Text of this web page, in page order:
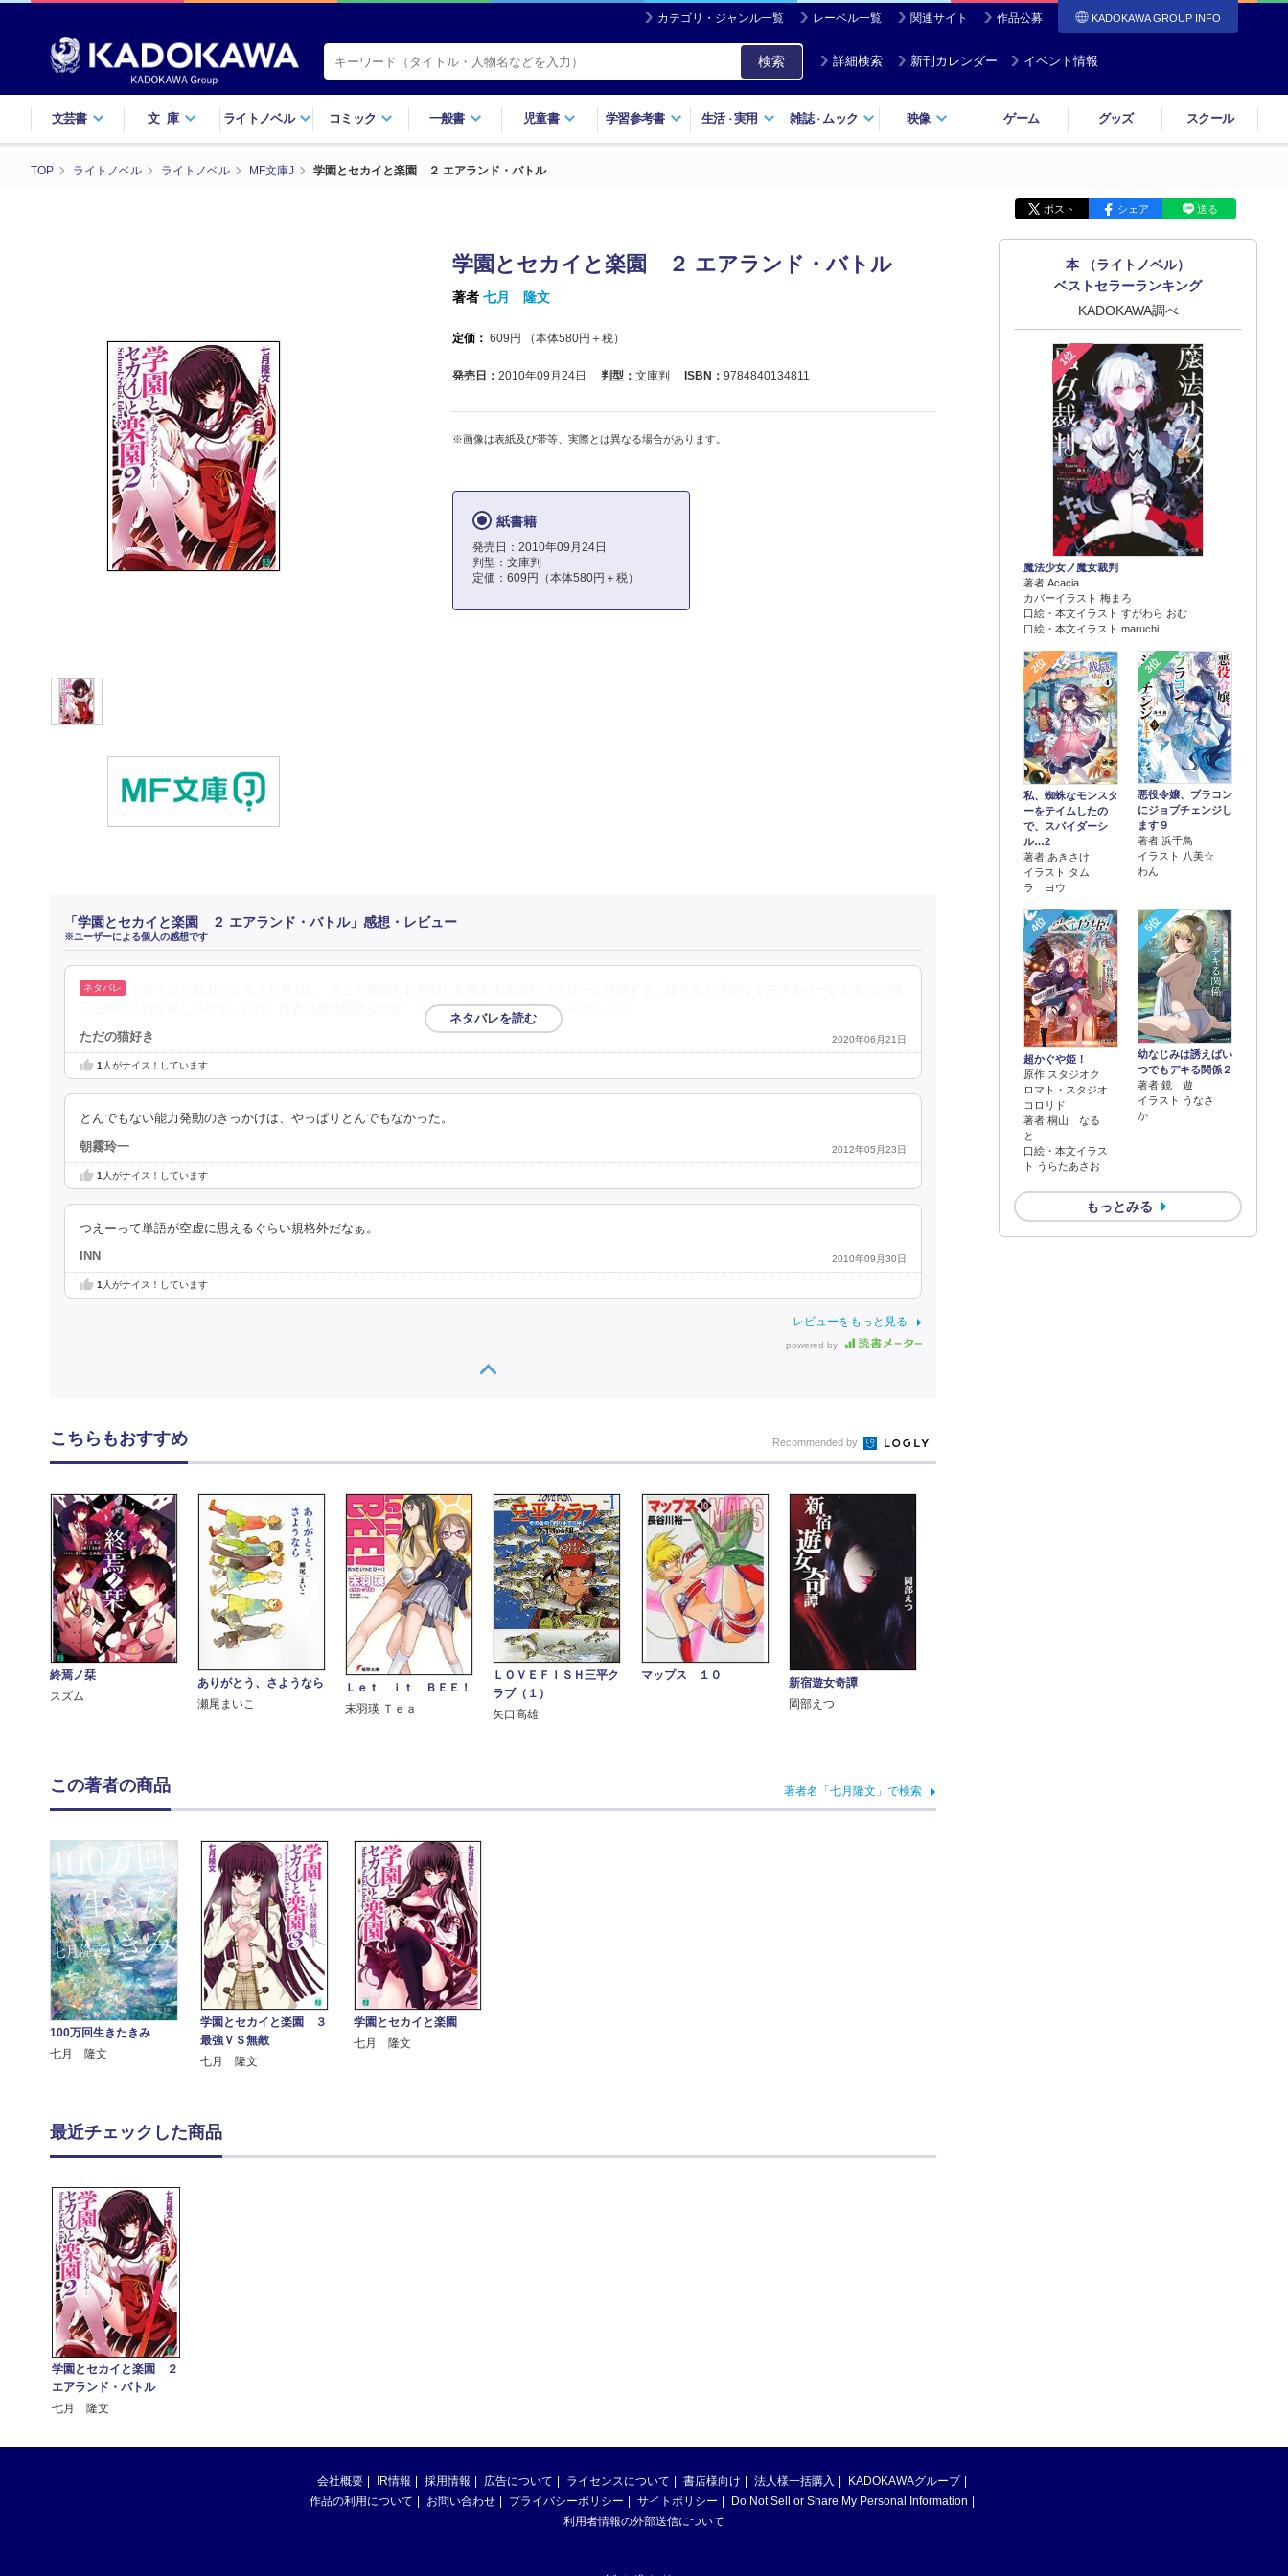
カテゴリ・ジャンル一覧 レーベル一覧 関連サイト 作品公募 KADOKAWA GROUP INFO
検索 詳細検索 新刊カレンダー イベント情報
文芸書 文庫 ライトノベル コミック 一般書 児童書 学習参考書 生活・実用 雑誌・ ムック 映像 ゲーム グッズ スクール
TOP ライトノベル ライトノベル MF文庫J 学園とセカイと楽園 ２ エアランド・バトル
ポスト シェア 送る
学園とセカイと楽園 ２ エアランド・バトル
著者 七月 隆文
定価： 609 円 （本体580円＋税）
発売日： 2010年09月24日 判型： 文庫判 ISBN： 9784840134811
※画像は表紙及び帯等、実際とは異なる場合があります。
紙書籍
発売日：2010年09月24日
判型：文庫判
定価：609円（本体580円＋税）
「学園とセカイと楽園 ２ エアランド・バトル」感想・レビュー
※ユーザーによる個人の感想です
える中でこれは珍しいです。ただ、作者の政治思想なのか、はたまた現実にある国を …続きを読む
ただの猫好き 2020年06月21日
1人がナイス！しています
とんでもない能力発動のきっかけは、やっぱりとんでもなかった。
朝霧玲一 2012年05月23日
1 人がナイス！しています
つえーって単語が空虚に思えるぐらい規格外だなぁ。
INN 2010年09月30日
1人がナイス！しています
レビューをもっと見る
powered by
本 （ライトノベル）
ベストセラーランキング
KADOKAWA調べ
1位
魔法少女ノ魔女裁判
著者 Acacia
カバーイラスト 梅まろ
口絵・本文イラスト すがわら おむ
口絵・本文イラスト maruchi
2位
私、蜘蛛なモンスタ
ーをテイムしたの
で、スパイダーシ
ル…2
著者 あきさけ
イラスト タム
ラ ヨウ
3位
悪役令嬢、ブラコン
にジョブチェンジし
ます９
著者 浜千鳥
イラスト 八美☆
わん
4位
超かぐや姫！
原作 スタジオク
ロマト・スタジオ
コロリド
著者 桐山 なる
と
口絵・本文イラス
ト うらたあさお
5位
幼なじみは誘えばい
つでもデキる関係２
著者 鏡 遊
イラスト うなさ
か
もっとみる
こちらもおすすめ Recommended by
終焉ノ栞
スズム
ありがとう、さようなら
瀬尾まいこ
Ｌｅｔ ｉｔ ＢＥＥ！
末羽瑛 Ｔｅａ
ＬＯＶＥＦＩＳＨ三平ク
ラブ（１）
矢口高雄
マップス １０
新宿遊女奇譚
岡部えつ
この著者の商品 著者名「七月隆文」で検索
100万回生きたきみ
七月 隆文
学園とセカイと楽園 ３
最強ＶＳ無敵
七月 隆文
学園とセカイと楽園
七月 隆文
最近チェックした商品
学園とセカイと楽園 ２
エアランド・バトル
七月 隆文
会社概要 IR情報 採用情報 広告について ライセンスについて 書店様向け 法人様一括購入
KADOKAWAグループ
作品の利用について
お問い合わせ プライバシーポリシー サイトポリシー
Do Not Sell or Share My Personal Information
利用者情報の外部送信について